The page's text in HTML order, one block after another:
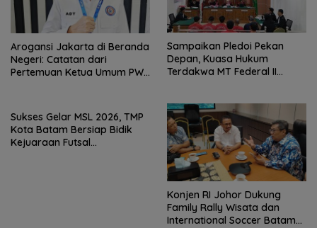
Arogansi Jakarta di Beranda
Negeri: Catatan dari
Pertemuan Ketua Umum PWI
Sampaikan Pledoi Pekan
Depan, Kuasa Hukum
Terdakwa MT Federal II
Sukses Gelar MSL 2026, TMP
Kota Batam Bersiap Bidik
Kejuaraan Futsal
Konjen RI Johor Dukung
Family Rally Wisata dan
International Soccer Batam